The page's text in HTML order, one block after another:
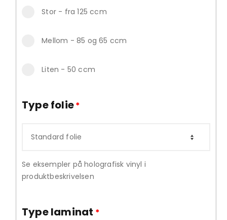
Stor - fra 125 ccm
Mellom - 85 og 65 ccm
Liten - 50 ccm
Type folie*
Se eksempler på holografisk vinyl i
produktbeskrivelsen
Type laminat *